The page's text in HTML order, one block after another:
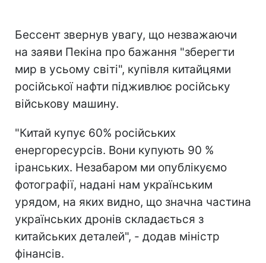
Бессент звернув увагу, що незважаючи
на заяви Пекіна про бажання "зберегти
мир в усьому світі", купівля китайцями
російської нафти підживлює російську
військову машину.
"Китай купує 60% російських
енергоресурсів. Вони купують 90 %
іранських. Незабаром ми опублікуємо
фотографії, надані нам українським
урядом, на яких видно, що значна частина
українських дронів складається з
китайських деталей", - додав міністр
фінансів.